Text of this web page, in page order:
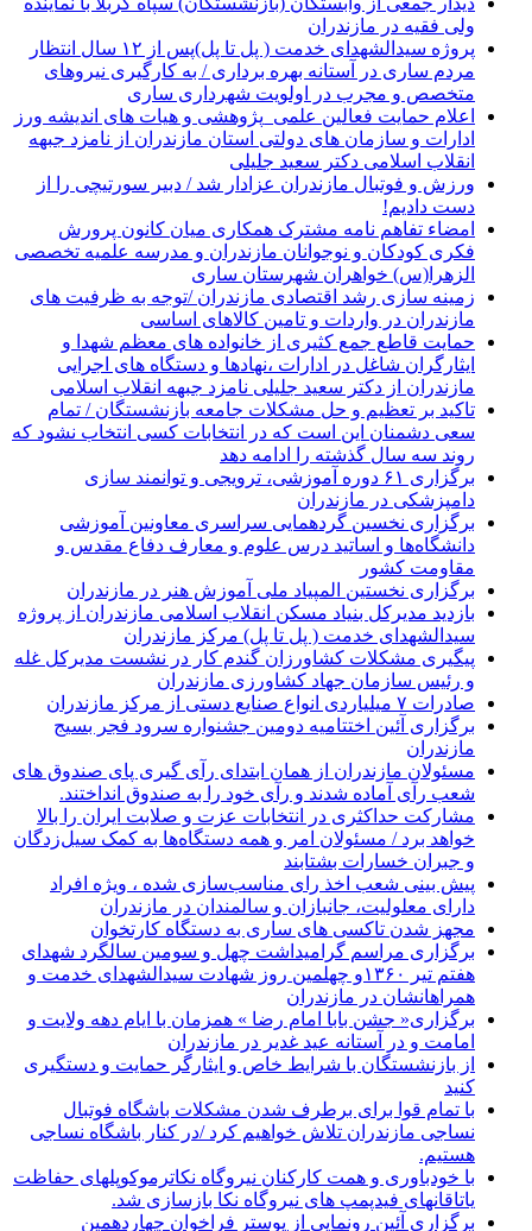
ولی فقیه در مازندران
پروژه سیدالشهدای خدمت ( پل تا پل)پس از ۱۲ سال انتظار
مردم ساری در آستانه بهره برداری / به کارگیری نیروهای
متخصص و مجرب در اولویت شهرداری ساری
اعلام حمایت فعالین علمی_پژوهشی و هیات های اندیشه ورز
ادارات و سازمان های دولتی استان مازندران از نامزد جبهه
انقلاب اسلامی دکتر سعید جلیلی
ورزش و فوتبال مازندران عزادار شد / دبیر سورتیچی را از
دست دادیم!
امضاء تفاهم نامه مشترک همکاری میان کانون پرورش
فکری کودکان و نوجوانان مازندران و مدرسه علمیه تخصصی
الزهرا(س) خواهران شهرستان ساری
زمینه سازی رشد اقتصادی مازندران /توجه به ظرفیت های
مازندران در واردات و تامین کالاهای اساسی
حمایت قاطع جمع کثیری از خانواده های معظم شهدا و
ایثارگران شاغل در ادارات ،نهادها و دستگاه های اجرایی
مازندران از دکتر سعید جلیلی نامزد جبهه انقلاب اسلامی
تاکید بر تعظیم و حل مشکلات جامعه بازنشستگان / تمام
سعی دشمنان این است که در انتخابات کسی انتخاب نشود که
روند سه سال گذشته را ادامه دهد
برگزاری ۶۱ دوره آموزشی، ترویجی و توانمند سازی
دامپزشکی در مازندران
برگزاری نخسین گردهمایی سراسری معاونین آموزشی
دانشگاه‌ها و اساتید درس علوم و معارف دفاع مقدس و
مقاومت کشور
برگزاری نخستین المپیاد ملی آموزش هنر در مازندران
بازدید مدیرکل بنیاد مسکن انقلاب اسلامی مازندران از پروژه
سیدالشهدای خدمت ( پل تا پل) مرکز مازندران
پیگیری مشکلات کشاورزان گندم کار در نشست مدیرکل غله
و رئیس سازمان جهاد کشاورزی مازندران
صادرات ۷ میلیاردی انواع صنایع دستی از مرکز مازندران
برگزاری آئین اختتامیه دومین جشنواره سرود فجر بسیج
مازندران
مسئولان مازندران از همان ابتدای رآی گیری پای صندوق های
شعب رآی آماده شدند و رآی خود را به صندوق انداختند.
مشارکت حداکثری در انتخابات عزت و صلابت ایران را بالا
خواهد برد / مسئولان امر و همه دستگاه‌ها به کمک سیل‌زدگان
و جبران خسارات بشتابند
پیش بینی شعب اخذ رای مناسب‌سازی شده ، ویژه افراد
دارای معلولیت، جانبازان و سالمندان در مازندران
مجهز شدن تاکسی های ساری به دستگاه کارتخوان
برگزاری مراسم گرامیداشت چهل و سومین سالگرد شهدای
هفتم تیر ۱۳۶۰و چهلمین روز شهادت سیدالشهدای خدمت و
همراهانشان در مازندران
برگزاری« جشن بابا امام رضا » همزمان با ایام دهه ولایت و
امامت و در آستانه عید غدیر در مازندران
از بازنشستگان با شرایط خاص و ایثارگر حمایت و دستگیری
کنید
با تمام قوا برای برطرف شدن مشکلات باشگاه فوتبال
نساجی مازندران تلاش خواهیم کرد /در کنار باشگاه نساجی
هستیم.
با خودباوری و همت کارکنان نیروگاه نکاترموکوپلهای حفاظت
یاتاقانهای فیدپمپ های نیروگاه نکا بازسازی شد.
برگزاری آئین رونمایی از پوستر فراخوان چهاردهمین